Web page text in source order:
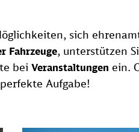
sich
Fahrzeuge, unterstützen
bei Veranstaltungen ein.
Aufgabe!